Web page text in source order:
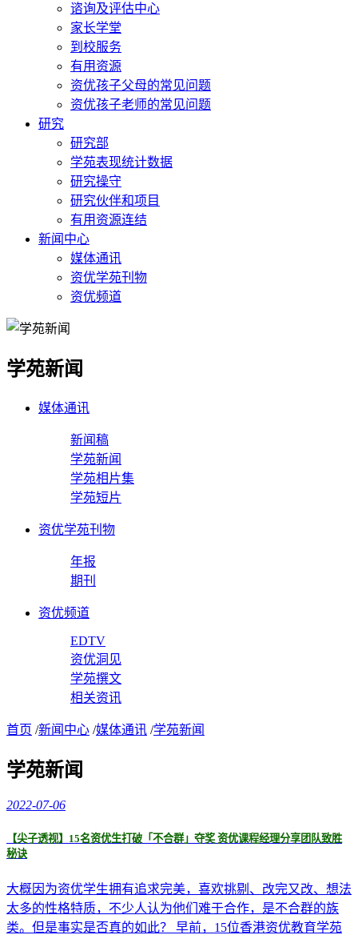
谘询及评估中心
家长学堂
到校服务
有用资源
资优孩子父母的常见问题
资优孩子老师的常见问题
研究
研究部
学苑表现统计数据
研究操守
研究伙伴和项目
有用资源连结
新闻中心
媒体通讯
资优学苑刊物
资优频道
学苑新闻
媒体通讯
新闻稿
学苑新闻
学苑相片集
学苑短片
资优学苑刊物
年报
期刊
资优频道
EDTV
资优洞见
学苑撰文
相关资讯
首页 /新闻中心 /媒体通讯 /学苑新闻
学苑新闻
2022-07-06
【尖子透视】15名资优生打破「不合群」夺奖 资优课程经理分享团队致胜
秘诀
大概因为资优学生拥有追求完美，喜欢挑剔、改完又改、想法
太多的性格特质，不少人认为他们难于合作，是不合群的族
类。但是事实是否真的如此？ 早前，15位香港资优教育学苑